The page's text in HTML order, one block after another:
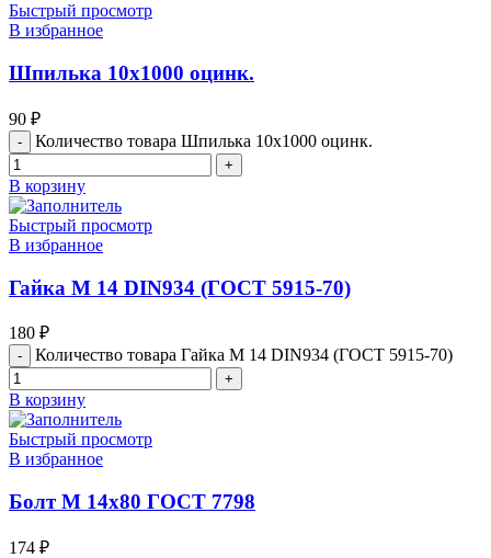
Быстрый просмотр
В избранное
Шпилька 10х1000 оцинк.
90 ₽
Количество товара Шпилька 10х1000 оцинк.
В корзину
Быстрый просмотр
В избранное
Гайка М 14 DIN934 (ГОСТ 5915-70)
180 ₽
Количество товара Гайка М 14 DIN934 (ГОСТ 5915-70)
В корзину
Быстрый просмотр
В избранное
Болт М 14х80 ГОСТ 7798
174 ₽